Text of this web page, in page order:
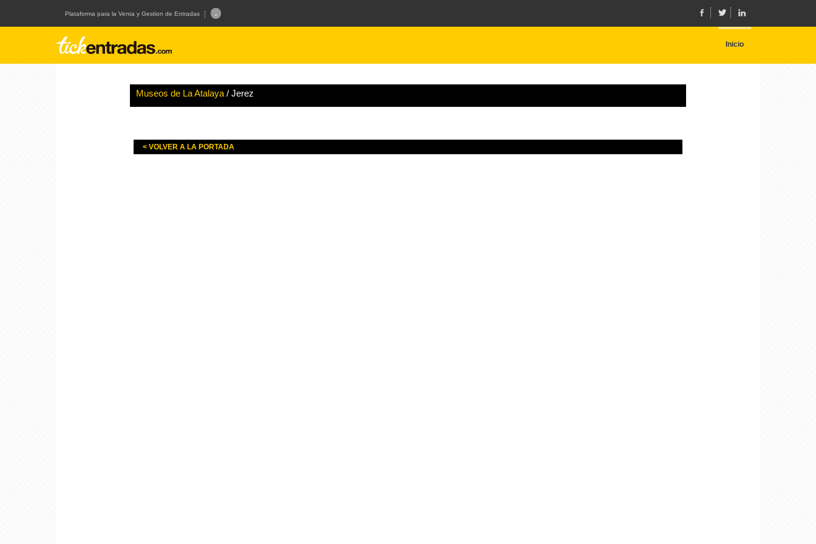
Plataforma para la Venta y Gestion de Entradas .
Inicio
Museos de La Atalaya / Jerez
< VOLVER A LA PORTADA